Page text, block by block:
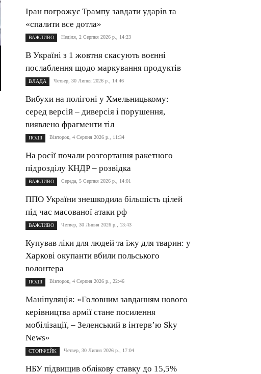
Іран погрожує Трампу завдати ударів та
«спалити все дотла»
ВАЖЛИВО Неділя, 2 Серпня 2026 р., 14:23
В Україні з 1 жовтня скасують воєнні
послаблення щодо маркування продуктів
ВЛАДА Четвер, 30 Липня 2026 р., 14:46
Вибухи на полігоні у Хмельницькому:
серед версій – диверсія і порушення,
виявлено фрагменти тіл
ПОДІЇ Вівторок, 4 Серпня 2026 р., 11:34
На росії почали розгортання ракетного
підрозділу КНДР – розвідка
ВАЖЛИВО Середа, 5 Серпня 2026 р., 14:01
ППО України знешкодила більшість цілей
під час масованої атаки рф
ВАЖЛИВО Четвер, 30 Липня 2026 р., 13:43
Купував ліки для людей та їжу для тварин: у
Харкові окупанти вбили польського
волонтера
ПОДІЇ Вівторок, 4 Серпня 2026 р., 22:46
Маніпуляція: «Головним завданням нового
керівництва армії стане посилення
мобілізації, – Зеленський в інтерв’ю Sky
News»
СТОПФЕЙК Четвер, 30 Липня 2026 р., 17:04
НБУ підвищив облікову ставку до 15,5%